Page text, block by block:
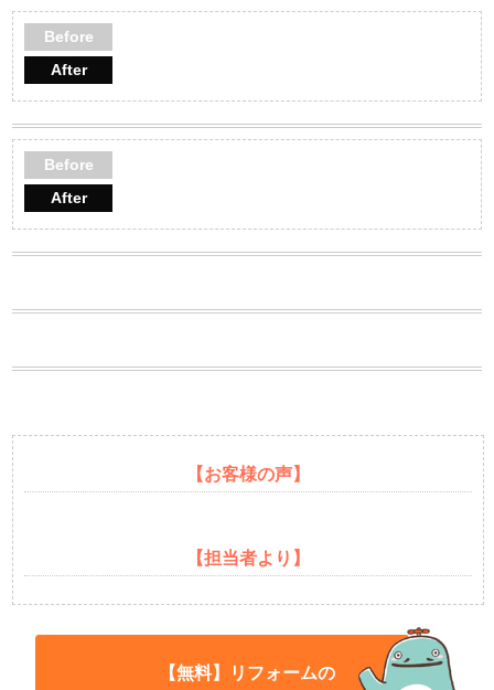
Before
After
Before
After
【お客様の声】
【担当者より】
【無料】リフォームの